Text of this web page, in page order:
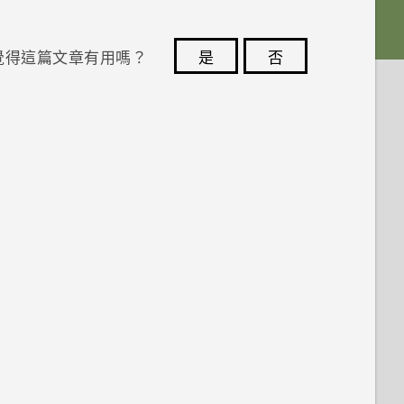
得這篇文章有用嗎？ 是
否